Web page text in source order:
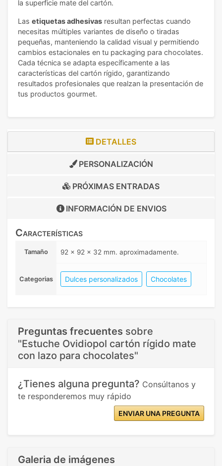
la superficie mate del cartón.
Las etiquetas adhesivas resultan perfectas cuando
necesitas múltiples variantes de diseño o tiradas
pequeñas, manteniendo la calidad visual y permitiendo
cambios estacionales en tu packaging para chocolates.
Cada técnica se adapta específicamente a las
características del cartón rígido, garantizando
resultados profesionales que realzan la presentación de
tus productos gourmet.
DETALLES
PERSONALIZACIÓN
PRÓXIMAS ENTRADAS
INFORMACIÓN DE ENVIOS
Características
Tamaño 92 x 92 x 32 mm. aproximadamente.
Categorias Dulces personalizados Chocolates
Preguntas frecuentes sobre
"Estuche Ovidiopol cartón rígido mate
con lazo para chocolates"
¿Tienes alguna pregunta? Consúltanos y
te responderemos muy rápido
ENVIAR UNA PREGUNTA
Galeria de imágenes